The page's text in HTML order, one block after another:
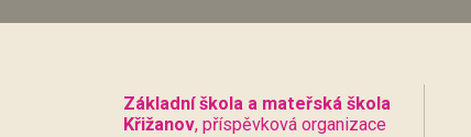
Základní škola a mateřská škola
Křižanov, příspěvková organizace